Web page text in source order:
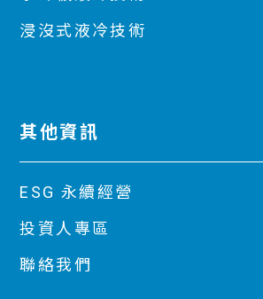
浸沒式液冷技術
其他資訊
ESG 永續經營
投資人專區
聯絡我們